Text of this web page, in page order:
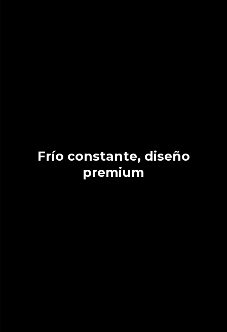
Frío constante, diseño
premium